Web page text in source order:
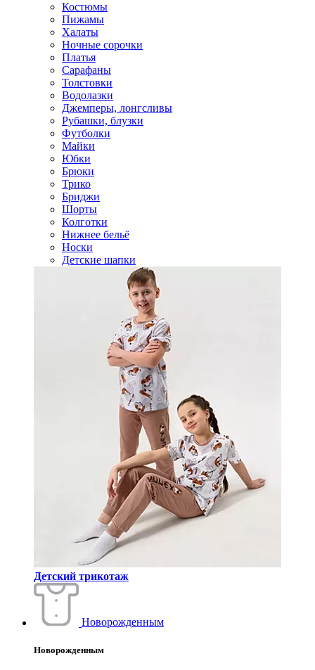
Костюмы
Пижамы
Халаты
Ночные сорочки
Платья
Сарафаны
Толстовки
Водолазки
Джемперы, лонгсливы
Рубашки, блузки
Футболки
Майки
Юбки
Брюки
Трико
Бриджи
Шорты
Колготки
Нижнее бельё
Носки
Детские шапки
Детский трикотаж
Новорожденным
Новорожденным